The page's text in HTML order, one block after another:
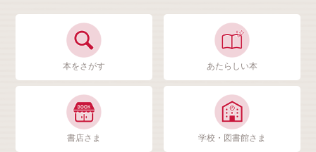
本をさがす あたらしい本
書店さま 学校・図書館さま